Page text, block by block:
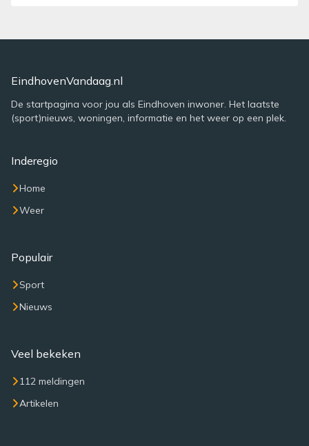
EindhovenVandaag.nl
De startpagina voor jou als Eindhoven inwoner. Het laatste
(sport)nieuws, woningen, informatie en het weer op een plek.
Inderegio
Home
Weer
Populair
Sport
Nieuws
Veel bekeken
112 meldingen
Artikelen